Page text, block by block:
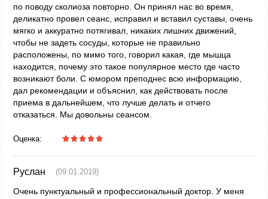
по поводу сколиоза повторно. Он принял нас во время,
деликатно провел сеанс, исправил и вставил суставы, очень
мягко и аккуратно потягивал, никаких лишних движений,
чтобы не задеть сосуды, которые не правильно
расположены, по мимо того, говорил какая, где мышца
находится, почему это такое популярное место где часто
возникают боли. С юмором преподнес всю информацию,
дал рекомендации и объяснил, как действовать после
приема в дальнейшем, что лучше делать и отчего
отказаться. Мы довольны сеансом.
Оценка:
Руслан (09.01.2019)
Очень пунктуальный и профессиональный доктор. У меня